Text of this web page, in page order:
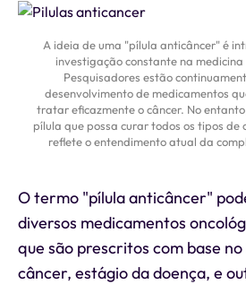
A ideia de uma "pílula anticâncer" é
investigação constante na
Pesquisadores estão
desenvolvimento de medicamentos
tratar eficazmente o câncer. No
pílula que possa curar todos os tipos de
reflete o entendimento atual da
O termo "pílula anticâncer"
diversos medicamentos
que são prescritos com base
câncer, estágio da doença, e